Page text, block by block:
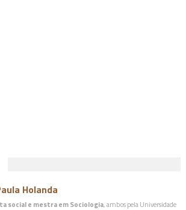
Holanda
social e mestra em Sociologia, ambos pela Universidade